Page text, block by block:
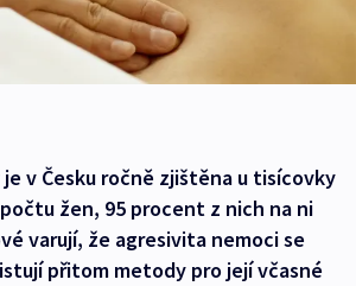
v Česku ročně zjištěna u tisícovky
žen, 95 procent z nich na ni
varují, že agresivita nemoci se
přitom metody pro její včasné